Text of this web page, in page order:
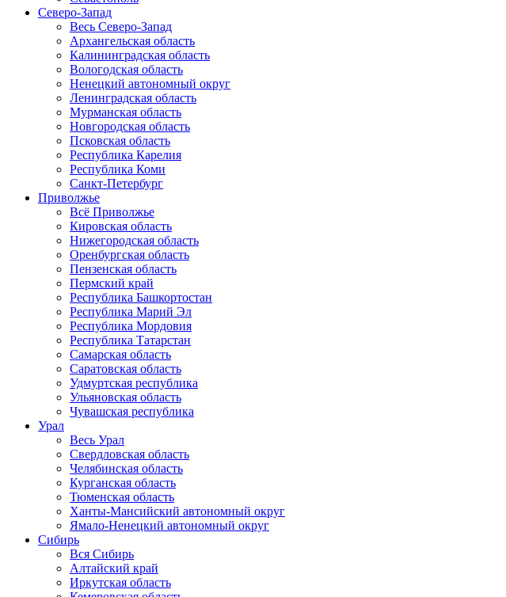
Северо-Запад
Весь Северо-Запад
Архангельская область
Калининградская область
Вологодская область
Ненецкий автономный округ
Ленинградская область
Мурманская область
Новгородская область
Псковская область
Республика Карелия
Республика Коми
Санкт-Петербург
Приволжье
Всё Приволжье
Кировская область
Нижегородская область
Оренбургская область
Пензенская область
Пермский край
Республика Башкортостан
Республика Марий Эл
Республика Мордовия
Республика Татарстан
Самарская область
Саратовская область
Удмуртская республика
Ульяновская область
Чувашская республика
Урал
Весь Урал
Свердловская область
Челябинская область
Курганская область
Тюменская область
Ханты-Мансийский автономный округ
Ямало-Ненецкий автономный округ
Сибирь
Вся Сибирь
Алтайский край
Иркутская область